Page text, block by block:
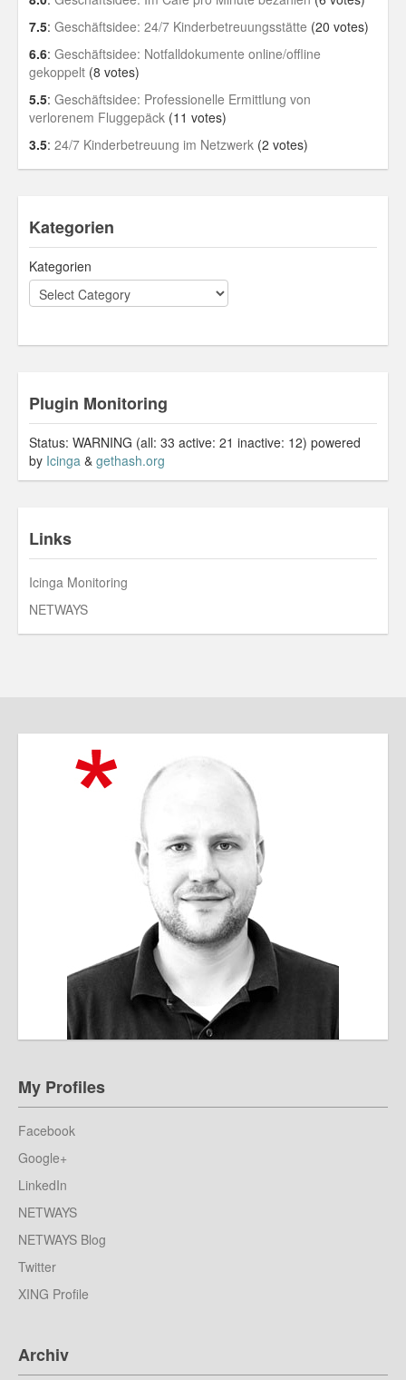
7.5: Geschäftsidee: 24/7 Kinderbetreuungsstätte (20 votes)
6.6: Geschäftsidee: Notfalldokumente online/offline
gekoppelt (8 votes)
5.5: Geschäftsidee: Professionelle Ermittlung von
verlorenem Fluggepäck (11 votes)
3.5: 24/7 Kinderbetreuung im Netzwerk (2 votes)
Kategorien
Kategorien
Plugin Monitoring
Status: WARNING (all: 33 active: 21 inactive: 12) powered
by Icinga & gethash.org
Links
Icinga Monitoring
NETWAYS
My Profiles
Facebook
Google+
LinkedIn
NETWAYS
NETWAYS Blog
Twitter
XING Profile
Archiv